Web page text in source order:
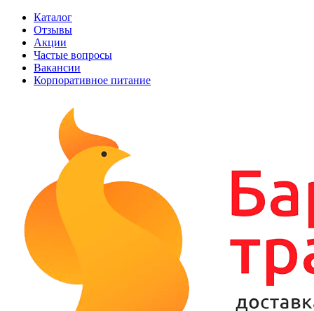
Каталог
Отзывы
Акции
Частые вопросы
Вакансии
Корпоративное питание